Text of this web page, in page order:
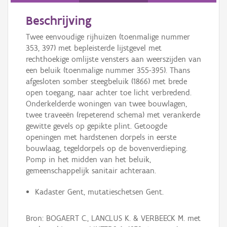
Beschrijving
Twee eenvoudige rijhuizen (toenmalige nummer
353, 397) met bepleisterde lijstgevel met
rechthoekige omlijste vensters aan weerszijden van
een beluik (toenmalige nummer 355-395). Thans
afgesloten somber steegbeluik (1866) met brede
open toegang, naar achter toe licht verbredend.
Onderkelderde woningen van twee bouwlagen,
twee traveeën (repeterend schema) met verankerde
gewitte gevels op gepikte plint. Getoogde
openingen met hardstenen dorpels in eerste
bouwlaag, tegeldorpels op de bovenverdieping.
Pomp in het midden van het beluik,
gemeenschappelijk sanitair achteraan.
Kadaster Gent, mutatieschetsen Gent.
Bron: BOGAERT C., LANCLUS K. & VERBEECK M. met